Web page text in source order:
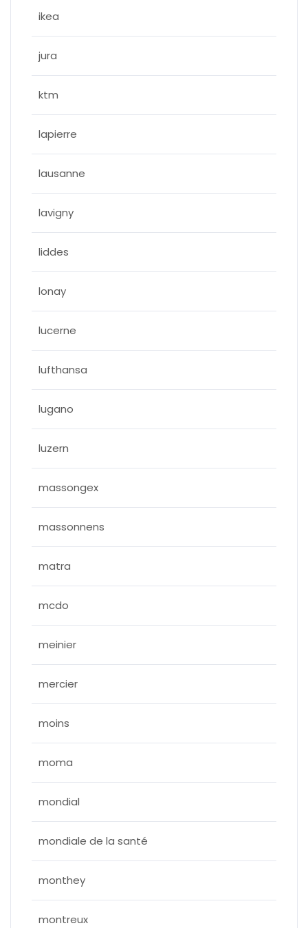
ikea
jura
ktm
lapierre
lausanne
lavigny
liddes
lonay
lucerne
lufthansa
lugano
luzern
massongex
massonnens
matra
mcdo
meinier
mercier
moins
moma
mondial
mondiale de la santé
monthey
montreux